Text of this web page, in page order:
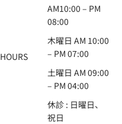
HOURS
AM10:00 – PM
08:00
木曜日 AM 10:00
– PM 07:00
土曜日 AM 09:00
– PM 04:00
休診 : 日曜日、
祝日